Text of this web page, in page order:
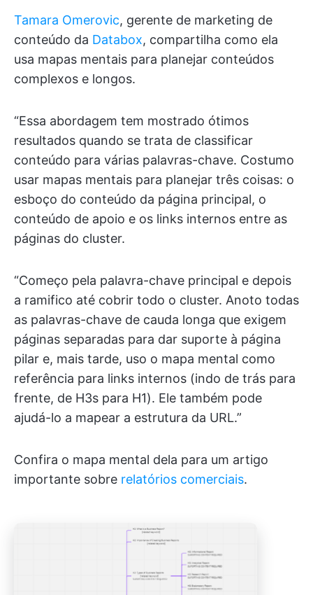
Tamara Omerovic, gerente de marketing de
conteúdo da Databox, compartilha como ela
usa mapas mentais para planejar conteúdos
complexos e longos.
“Essa abordagem tem mostrado ótimos
resultados quando se trata de classificar
conteúdo para várias palavras-chave. Costumo
usar mapas mentais para planejar três coisas: o
esboço do conteúdo da página principal, o
conteúdo de apoio e os links internos entre as
páginas do cluster.
“Começo pela palavra-chave principal e depois
a ramifico até cobrir todo o cluster. Anoto todas
as palavras-chave de cauda longa que exigem
páginas separadas para dar suporte à página
pilar e, mais tarde, uso o mapa mental como
referência para links internos (indo de trás para
frente, de H3s para H1). Ele também pode
ajudá-lo a mapear a estrutura da URL.”
Confira o mapa mental dela para um artigo
importante sobre relatórios comerciais.